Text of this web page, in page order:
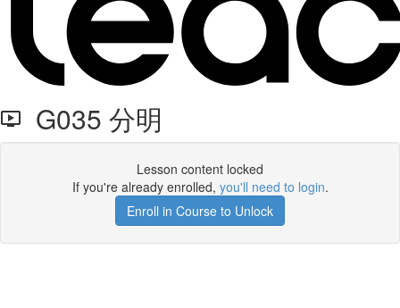
G035 分明
Lesson content locked
If you're already enrolled, you'll need to login.
Enroll in Course to Unlock